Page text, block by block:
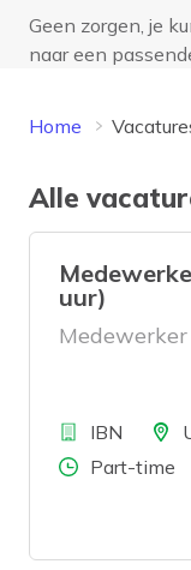
Geen zorgen, je
naar een
Home
Alle
uur)
BedrijfIBN Locatie
Aantal uren
Part-time